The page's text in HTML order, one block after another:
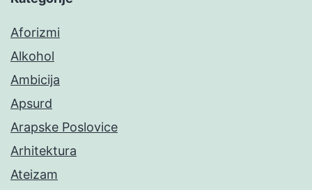
Aforizmi
Alkohol
Ambicija
Apsurd
Arapske Poslovice
Arhitektura
Ateizam